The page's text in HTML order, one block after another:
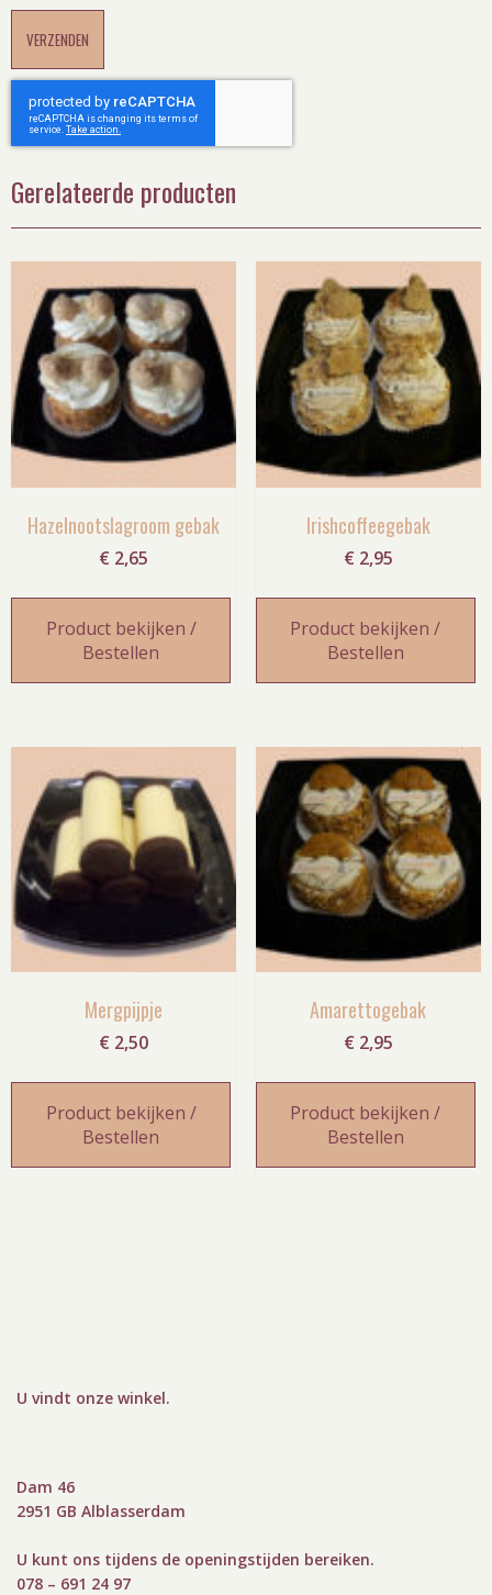
Gerelateerde producten
Hazelnootslagroom gebak
€ 2,65
Product bekijken /
Bestellen
Irishcoffeegebak
€ 2,95
Product bekijken /
Bestellen
Mergpijpje
€ 2,50
Product bekijken /
Bestellen
Amarettogebak
€ 2,95
Product bekijken /
Bestellen
U vindt onze winkel.
Dam 46
2951 GB Alblasserdam
U kunt ons tijdens de openingstijden bereiken.
078 – 691 24 97